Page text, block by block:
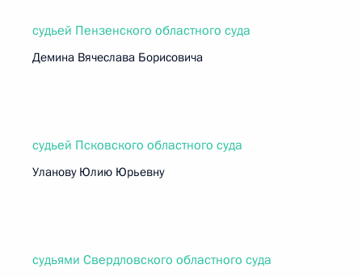
судьей Пензенского областного суда
Демина Вячеслава Борисовича
судьей Псковского областного суда
Уланову Юлию Юрьевну
судьями Свердловского областного суда